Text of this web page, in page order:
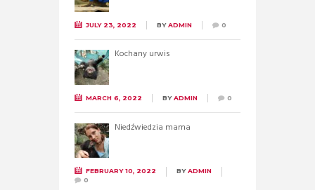
JULY 23, 2022 BYADMIN 0
Kochany urwis
MARCH 6, 2022 BYADMIN 0
Niedźwiedzia mama
FEBRUARY 10, 2022 BYADMIN
0